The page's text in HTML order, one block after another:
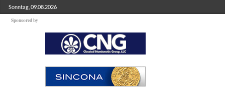
Sonntag, 09.08.2026
Sponsored by